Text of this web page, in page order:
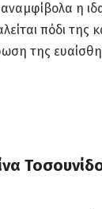
αναμφίβολα η
πόδι της
της